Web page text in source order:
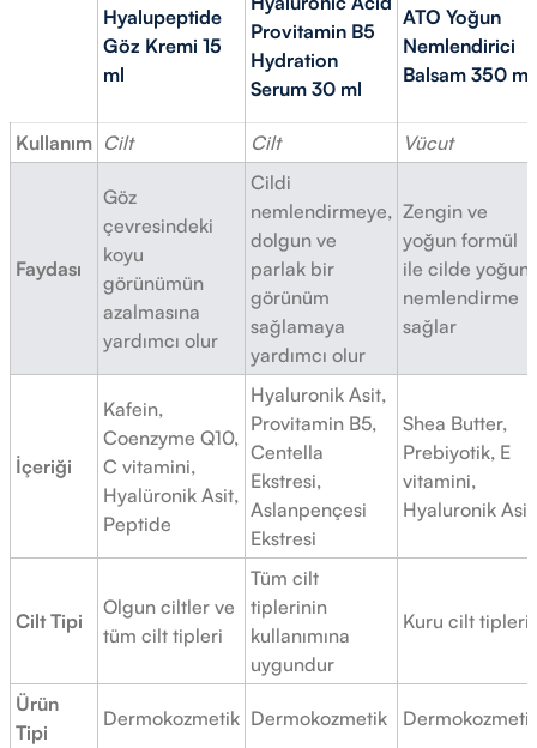
Hyalupeptide
Göz Kremi 15
ml
Provitamin B5
Hydration
Serum 30 ml
ATO Yoğun
Nemlendirici
Balsam 350 ml
Kullanım Cilt Cilt Vücut
Faydası
Göz
çevresindeki
koyu
görünümün
azalmasına
yardımcı olur
Cildi
nemlendirmeye,
dolgun ve
parlak bir
görünüm
sağlamaya
yardımcı olur
Zengin ve
yoğun formül
ile cilde yoğun
nemlendirme
sağlar
İçeriği
Kafein,
Coenzyme Q10,
C vitamini,
Hyalüronik Asit,
Peptide
Hyaluronik Asit,
Provitamin B5,
Centella
Ekstresi,
Aslanpençesi
Ekstresi
Shea Butter,
Prebiyotik, E
vitamini,
Hyaluronik Asit
Cilt Tipi
Olgun ciltler ve
tüm cilt tipleri
Tüm cilt
tiplerinin
kullanımına
uygundur
Kuru cilt tipleri
Ürün
Tipi
Dermokozmetik Dermokozmetik